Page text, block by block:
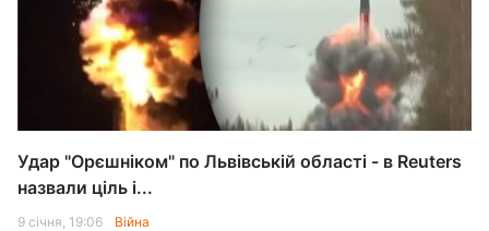
Удар "Орєшніком" по Львівській області - в Reuters
назвали ціль і...
9 січня, 19:06 Війна